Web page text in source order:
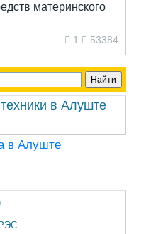
материнского
1 53384